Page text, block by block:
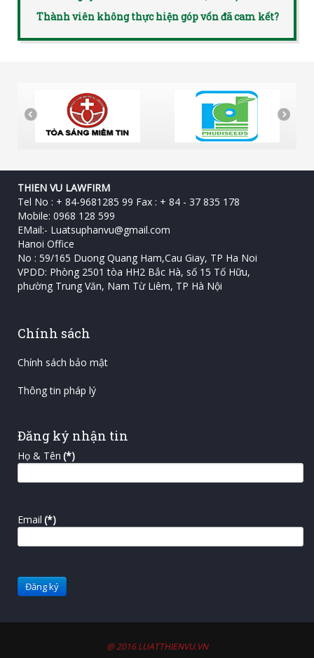
Thành viên không thực hiện góp vốn đã cam kết?
THIEN VU LAWFIRM
Tel No : + 84-9681285 99 Fax : + 84 - 37 835 178
Mobile: 0968 128 599
EMail:- Luatsuphanvu@gmail.com
Hanoi Office
No : 59/165 Duong Quang Ham,Cau Giay, TP Ha Noi
VPDD: Phòng 2501 tòa HH2 Bắc Hà, số 15 Tố Hữu, ‎
phường Trung Văn, Nam Từ Liêm, TP Hà Nội
Chính sách
Chính sách bảo mật
Thông tin pháp lý
Đăng ký nhận tin
Họ & Tên (*)
Email (*)
@ 2016 LUATTHIENVU.VN